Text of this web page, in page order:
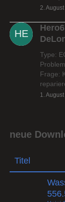
2.
Hero6
Type:
Frage:
1.
neue
Titel